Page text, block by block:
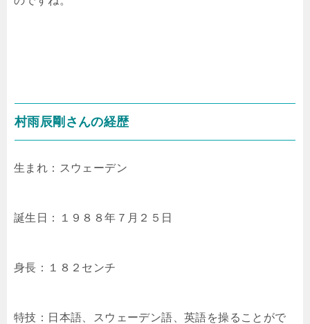
村雨辰剛さんの経歴
生まれ：スウェーデン
誕生日：１９８８年７月２５日
身長：１８２センチ
特技：日本語、スウェーデン語、英語を操ることがで